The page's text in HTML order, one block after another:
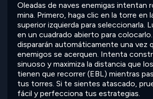
Oleadas de naves enemigas intentan
mina. Primero, haga clic en la torre en
superior izquierda para seleccionarla.
en un cuadrado abierto para
dispararán automáticamente una vez
enemigos se acerquen. Intenta
sinuoso y maximiza la distancia que
tienen que recorrer (EBL) mientras
tus torres. Si te sientes atascado,
fácil y perfecciona tus estrategias.